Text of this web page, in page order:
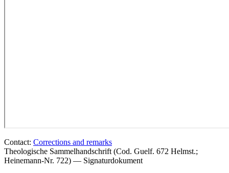
Contact: Corrections and remarks
Theologische Sammelhandschrift (Cod. Guelf. 672 Helmst.;
Heinemann-Nr. 722) — Signaturdokument